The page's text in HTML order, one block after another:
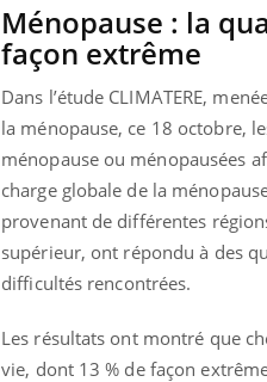
Ménopause : la
façon extrême
Dans l’étude CLIMATERE,
la ménopause, ce 18 octobre,
ménopause ou ménopausées
charge globale de la
provenant de différentes
supérieur, ont répondu à des
difficultés rencontrées.
Les résultats ont montré que
vie, dont 13 % de façon